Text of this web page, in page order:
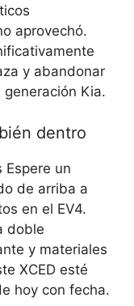
aprovechó.
y abandonar
Kia.
dentro
Espere un
de arriba a
en el EV4.
doble
y materiales
XCED esté
hoy con fecha.